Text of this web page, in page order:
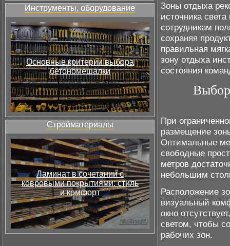
Инструменты, оборудование
Основные критерии выбора
бетономешалки
Стройматериалы
Ламинат в сочетании с
ковровыми покрытиями: стиль
и комфорт
Зоны отдыха
источника
сотрудникам
сохраняя
правильная
зону отдыха
состояния
При
размещение
Оптимальные
свободные
метров
небольшим
Расположение
визуальный
окно
светом, чтобы
рабочих зон.